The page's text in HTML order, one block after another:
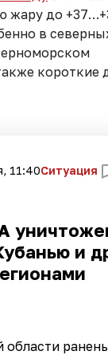
жару до
в
короткие
11:40Ситуация
и
области